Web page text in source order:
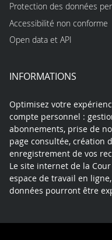
Protection des données
Accessibilité non conforme
Open data et API
INFORMATIONS
Optimisez votre
compte personnel :
abonnements, prise de
page consultée, création
enregistrement de vos
Le site internet de la
espace de travail en
données pourront être